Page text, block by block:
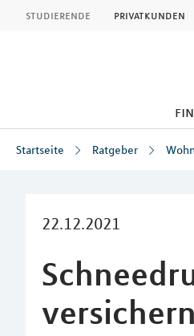
studierende privatkunden
Startseite Ratgeber
22.12.2021